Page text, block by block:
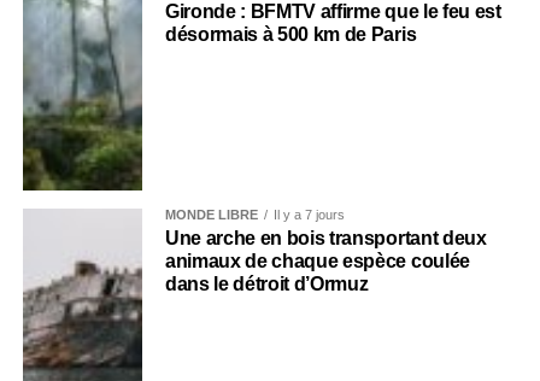
Gironde : BFMTV affirme que le feu est
désormais à 500 km de Paris
MONDE LIBRE Il y a 7 jours
Une arche en bois transportant deux
animaux de chaque espèce coulée
dans le détroit d’Ormuz